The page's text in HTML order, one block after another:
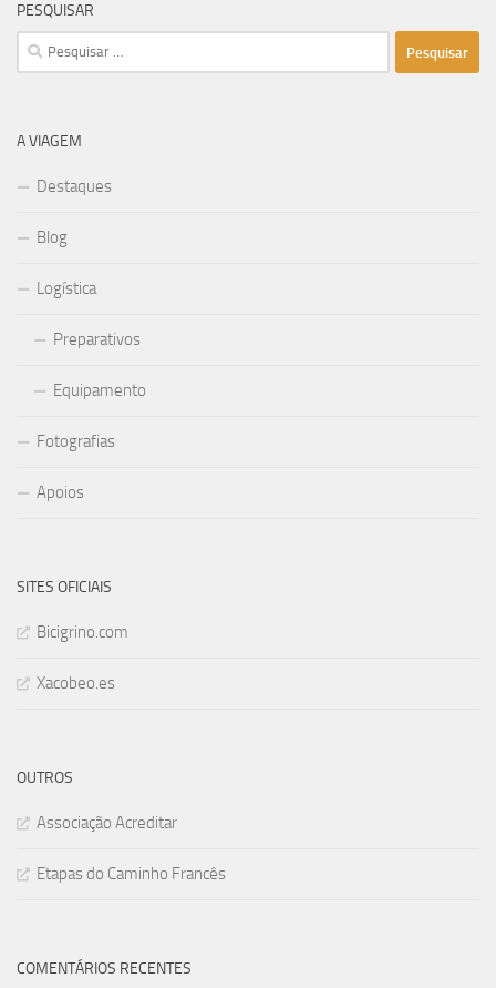
PESQUISAR
Pesquisar
por:
A VIAGEM
Destaques
Blog
Logística
Preparativos
Equipamento
Fotografias
Apoios
SITES OFICIAIS
Bicigrino.com
Xacobeo.es
OUTROS
Associação Acreditar
Etapas do Caminho Francês
COMENTÁRIOS RECENTES